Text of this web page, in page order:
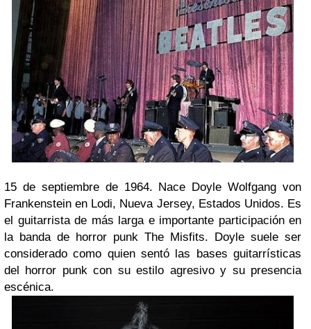
15 de septiembre de 1964. Nace Doyle Wolfgang von
Frankenstein en Lodi, Nueva Jersey, Estados Unidos. Es
el guitarrista de más larga e importante participación en
la banda de horror punk The Misfits. Doyle suele ser
considerado como quien sentó las bases guitarrísticas
del horror punk con su estilo agresivo y su presencia
escénica.